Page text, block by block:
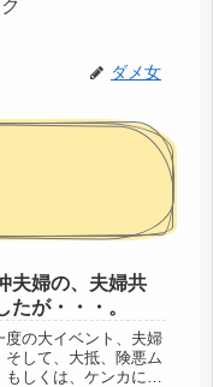
ダメ女
夫婦の、夫婦共
たが・・・。
度の大イベント、夫婦
そして、大抵、険悪ム
しくは、ケンカにな